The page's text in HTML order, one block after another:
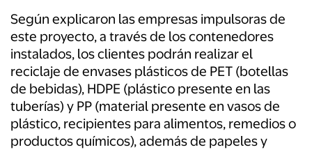
Según explicaron las empresas impulsoras de
este proyecto, a través de los contenedores
instalados, los clientes podrán realizar el
reciclaje de envases plásticos de PET (botellas
de bebidas), HDPE (plástico presente en las
tuberías) y PP (material presente en vasos de
plástico, recipientes para alimentos, remedios o
productos químicos), además de papeles y